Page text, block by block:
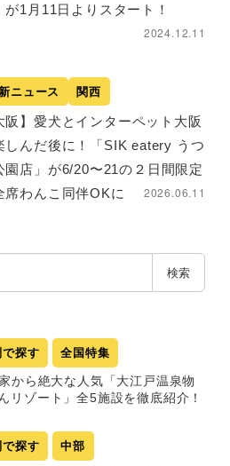
が1月11日よりスタート！
2024.12.11
ニュース 関西
阪】愛犬とインターペット大阪
しんだ後に！「SIK eatery うつ
園店」が6/20〜21の２日間限定
席わんこ同伴OKに
2026.06.11
検索
で探す 全国特集
から絶大な人気「大江戸温泉物
リゾート」全5施設を徹底紹介！
で探す 中部